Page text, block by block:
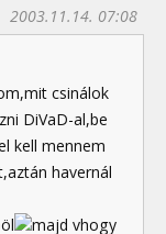
2003.11.14. 07:08
csinálok
DiVaD-al,be
kell mennem
havernál
majd vhogy